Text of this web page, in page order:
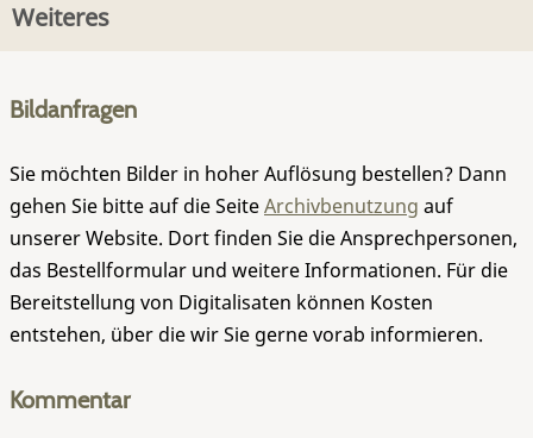
Weiteres
Bildanfragen
Sie möchten Bilder in hoher Auflösung bestellen? Dann
gehen Sie bitte auf die SeiteArchivbenutzung auf
unserer Website. Dort finden Sie die Ansprechpersonen,
das Bestellformular und weitere Informationen. Für die
Bereitstellung von Digitalisaten können Kosten
entstehen, über die wir Sie gerne vorab informieren.
Kommentar